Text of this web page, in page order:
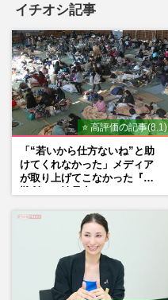
イチオシ記事
⭐ 高評価の記事(8.1)
「“若いから仕方ないね”と助
けてくれなかった」メディア
が取り上げてこなかった『避